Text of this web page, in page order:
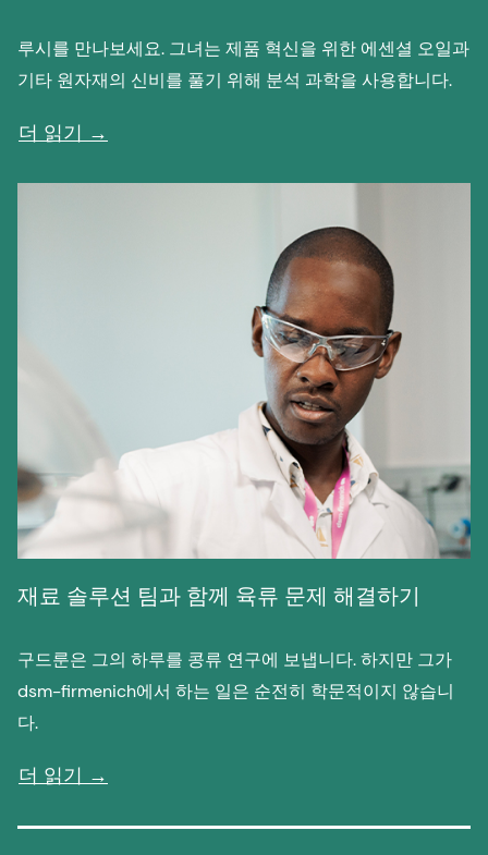
루시를 만나보세요. 그녀는 제품 혁신을 위한 에센셜 오일과
기타 원자재의 신비를 풀기 위해 분석 과학을 사용합니다.
더 읽기 →
재료 솔루션 팀과 함께 육류 문제 해결하기
구드룬은 그의 하루를 콩류 연구에 보냅니다. 하지만 그가
dsm-firmenich에서 하는 일은 순전히 학문적이지 않습니
다.
더 읽기 →